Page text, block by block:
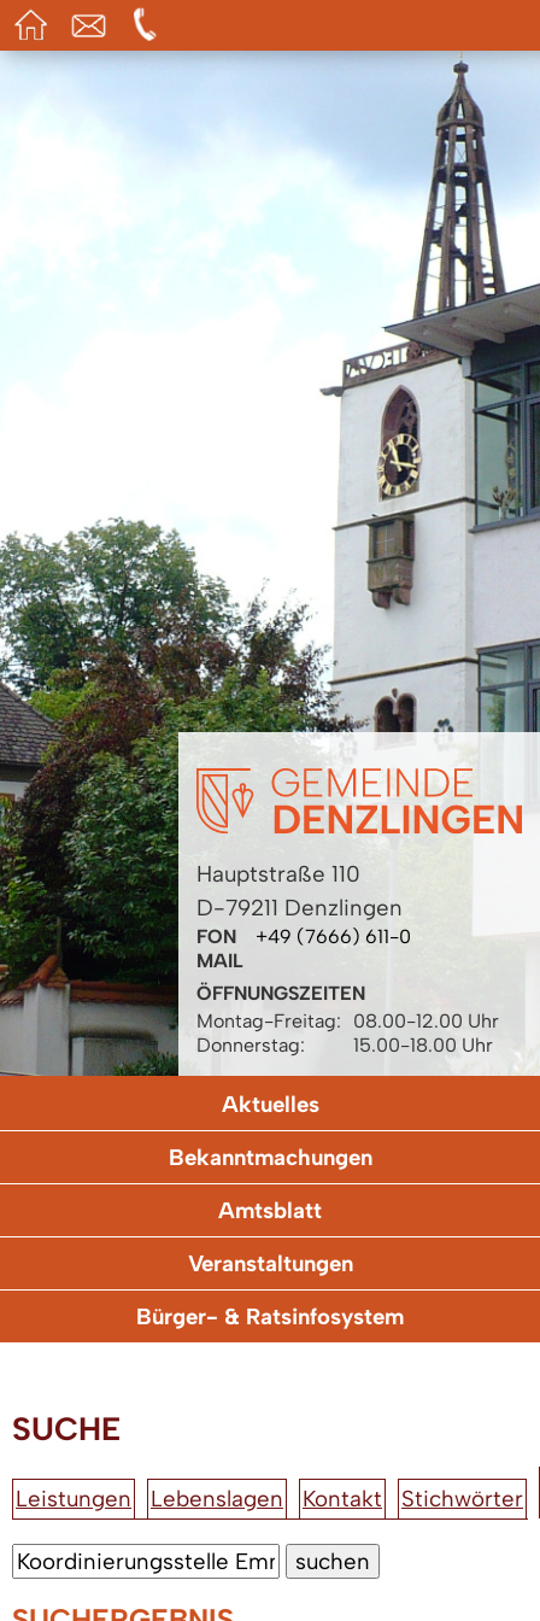
Hauptstraße 110
D-79211 Denzlingen
FON
+49 (7666) 611-0
MAIL
ÖFFNUNGSZEITEN
Montag-Freitag:
08.00-12.00 Uhr
Donnerstag:
15.00-18.00 Uhr
Aktuelles
Bekanntmachungen
Amtsblatt
Veranstaltungen
Bürger- & Ratsinfosystem
SUCHE
Leistungen Lebenslagen Kontakt Stichwörter